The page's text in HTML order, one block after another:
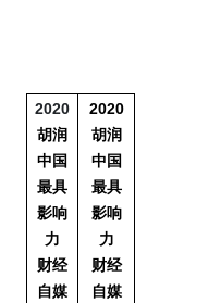
2020
胡润
中国
最具
影响
力
财经
自媒
2020
胡润
中国
最具
影响
力
财经
自媒